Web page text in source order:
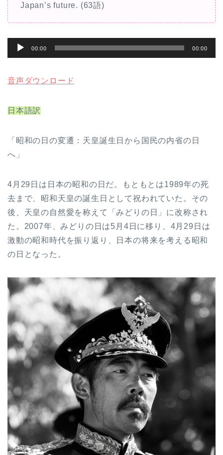
Japan’s future. (63語)
声
レ
ヤ
00:00 00:00
音声ダウンロード
日本語訳
「昭和の日の変遷：天皇誕生日から国民の内省の日
へ」
4月29日は日本の昭和の日だ。もともとは1989年の死
去まで、昭和天皇の誕生日として祝われていた。その
後、天皇の自然愛を称えて「みどりの日」に改称され
た。2007年、みどりの日は5月4日に移り、4月29日は
激動の昭和時代を振り返り、日本の将来を考える昭和
の日となった。